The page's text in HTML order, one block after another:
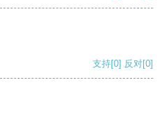
支持[0] 反对[0]